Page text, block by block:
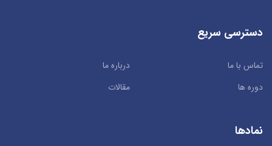
دسترسی سریع
تماس با ما
درباره ما
دوره ها
مقالات
نمادها